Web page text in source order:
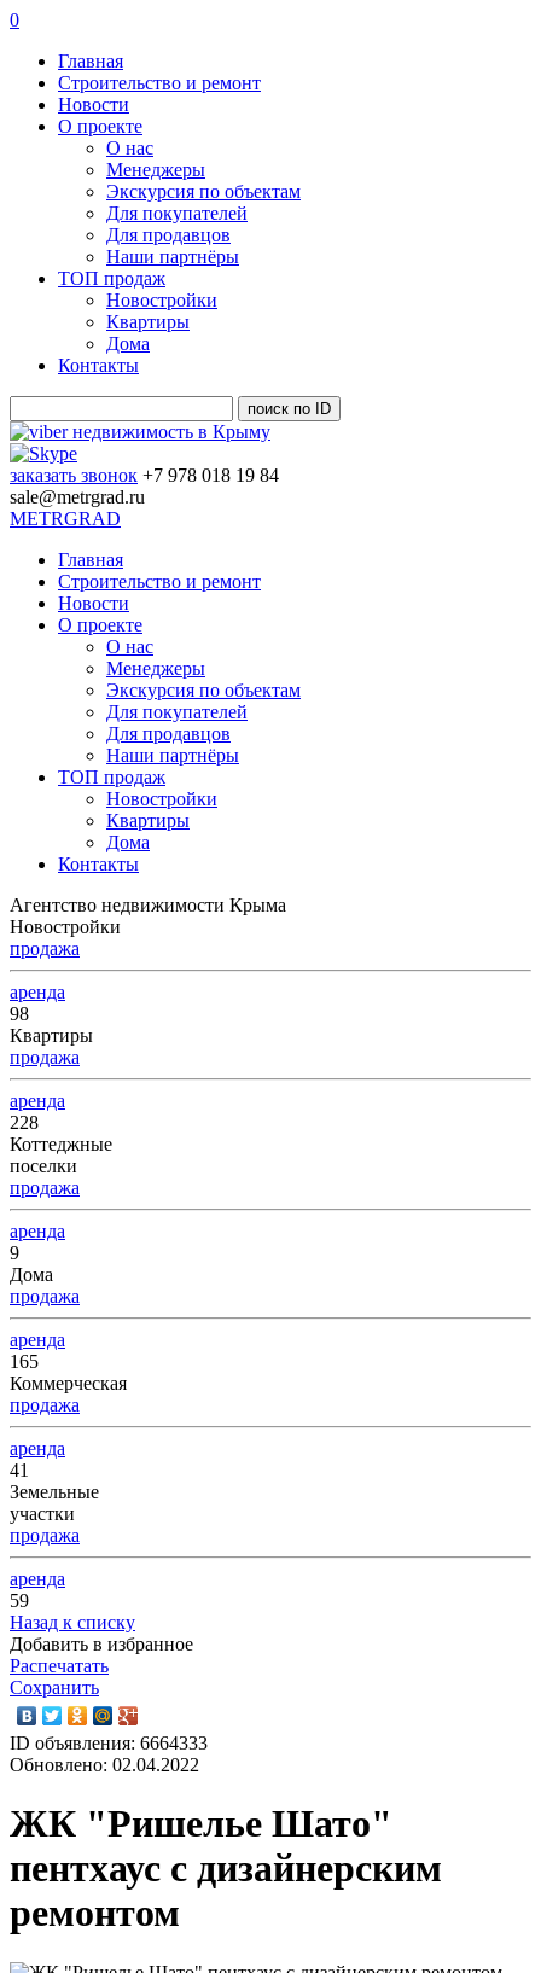
0
Главная
Строительство и ремонт
Новости
О проекте
О нас
Менеджеры
Экскурсия по объектам
Для покупателей
Для продавцов
Наши партнёры
ТОП продаж
Новостройки
Квартиры
Дома
Контакты
заказать звонок +7 978 018 19 84
sale@metrgrad.ru
METRGRAD
Главная
Строительство и ремонт
Новости
О проекте
О нас
Менеджеры
Экскурсия по объектам
Для покупателей
Для продавцов
Наши партнёры
ТОП продаж
Новостройки
Квартиры
Дома
Контакты
Агентство недвижимости Крыма
Новостройки
продажа
аренда
98
Квартиры
продажа
аренда
228
Коттеджные
поселки
продажа
аренда
9
Дома
продажа
аренда
165
Коммерческая
продажа
аренда
41
Земельные
участки
продажа
аренда
59
Назад к списку
Добавить в избранное
Распечатать
Сохранить
ID объявления: 6664333
Обновлено: 02.04.2022
ЖК "Ришелье Шато"
пентхаус с дизайнерским
ремонтом